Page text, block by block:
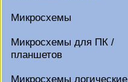
Микросхемы
Микросхемы для ПК /
планшетов
Микросхемы логические